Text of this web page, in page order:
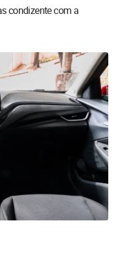
condizente com a